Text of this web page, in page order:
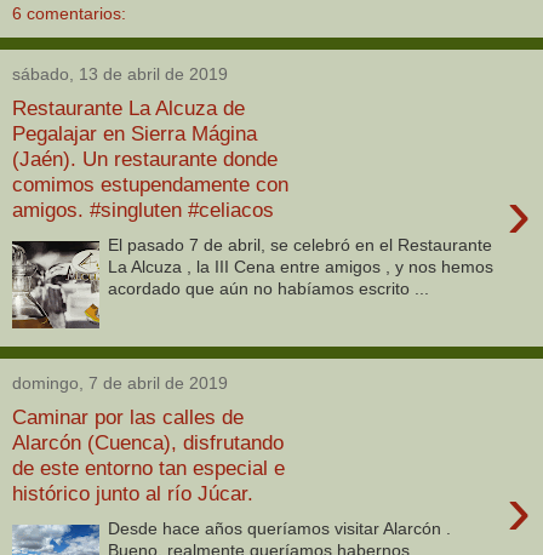
6 comentarios:
sábado, 13 de abril de 2019
Restaurante La Alcuza de
Pegalajar en Sierra Mágina
(Jaén). Un restaurante donde
comimos estupendamente con
amigos. #singluten #celiacos
›
El pasado 7 de abril, se celebró en el Restaurante
La Alcuza , la III Cena entre amigos , y nos hemos
acordado que aún no habíamos escrito ...
domingo, 7 de abril de 2019
Caminar por las calles de
Alarcón (Cuenca), disfrutando
de este entorno tan especial e
histórico junto al río Júcar.
›
Desde hace años queríamos visitar Alarcón .
Bueno, realmente queríamos habernos